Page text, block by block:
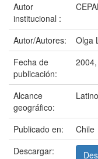
Autor
institucional :
Autor/Autores:
Olga
Fecha de
publicación:
Alcance
geográfico:
Publicado en:
Chile
Descargar: